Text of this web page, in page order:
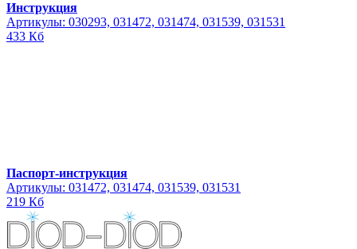
Инструкция
Артикулы: 030293, 031472, 031474, 031539, 031531
433 Кб
Паспорт-инструкция
Артикулы: 031472, 031474, 031539, 031531
219 Кб